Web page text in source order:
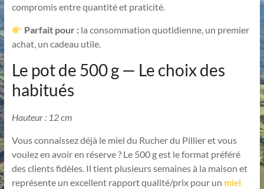
compromis entre quantité et praticité.
Parfait pour :la consommation quotidienne, un premier
achat, un cadeau utile.
Le pot de 500 g — Le choix des
habitués
Hauteur : 12 cm
Vous connaissez déjà le miel du Rucher du Pillier et vous
voulez en avoir en réserve ? Le 500 g est le format préféré
des clients fidèles. Il tient plusieurs semaines à la maison et
représente un excellent rapport qualité/prix pour un miel